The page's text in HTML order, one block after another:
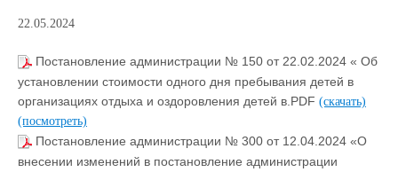
22.05.2024
Постановление администрации № 150 от 22.02.2024 « Об
установлении стоимости одного дня пребывания детей в
организациях отдыха и оздоровления детей в.PDF (скачать)
(посмотреть)
Постановление администрации № 300 от 12.04.2024 «О
внесении изменений в постановление администрации